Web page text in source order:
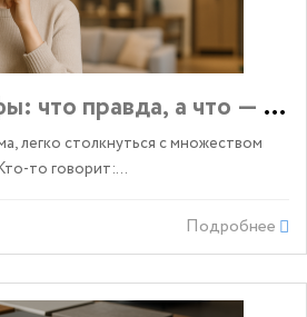
что правда, а что —
легко столкнуться с множеством
то говорит:...
Подробнее